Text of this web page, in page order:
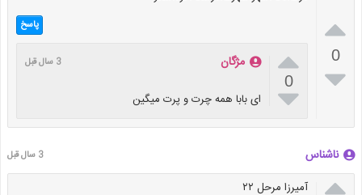

0

پاسخ

0

مژگان 3 سال قبل
ای بابا همه چرت و پرت میگین
ناشناس 3 سال قبل
 آمیرزا مرحل ۲۲